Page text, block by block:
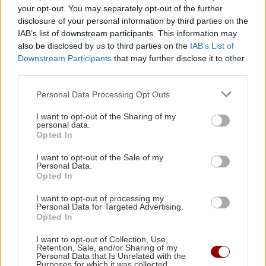
your opt-out. You may separately opt-out of the further
disclosure of your personal information by third parties on the
IAB’s list of downstream participants. This information may
also be disclosed by us to third parties on the IAB’s List of
Downstream Participants that may further disclose it to other
Personal Data Processing Opt Outs
I want to opt-out of the Sharing of my
personal data.
Opted In
I want to opt-out of the Sale of my
Personal Data.
Opted In
I want to opt-out of processing my
Personal Data for Targeted Advertising.
Opted In
I want to opt-out of Collection, Use,
Retention, Sale, and/or Sharing of my
Personal Data that Is Unrelated with the
ΕΛΛΑΔΑ
Σουβλάκι: Mειώθηκε η
κατανάλωσή του - Επεσε
στην 4η θέση της επιλογής
των Ελλήνων
11:19 | 05/12/2022
ΚΟΙΝΩΝΙΑ
Η παραγγελία σε
viral: "Ρωτήστε αν μπορώ να
πληρώσω αύριο"
Ηράκλειο: Μεροκάματο
τρόμου για υπάλληλο
μεταφορικής εταιρείας